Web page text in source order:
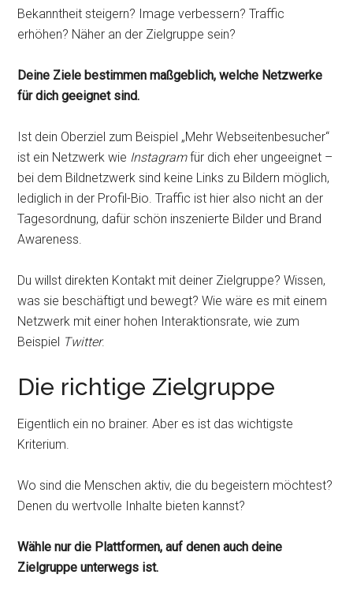
Bekanntheit steigern? Image verbessern? Traffic
erhöhen? Näher an der Zielgruppe sein?
Deine Ziele bestimmen maßgeblich, welche Netzwerke
für dich geeignet sind.
Ist dein Oberziel zum Beispiel „Mehr Webseitenbesucher“
ist ein Netzwerk wie Instagramfür dich eher ungeeignet –
bei dem Bildnetzwerk sind keine Links zu Bildern möglich,
lediglich in der Profil-Bio. Traffic ist hier also nicht an der
Tagesordnung, dafür schön inszenierte Bilder und Brand
Awareness.
Du willst direkten Kontakt mit deiner Zielgruppe? Wissen,
was sie beschäftigt und bewegt? Wie wäre es mit einem
Netzwerk mit einer hohen Interaktionsrate, wie zum
Beispiel Twitter.
Die richtige Zielgruppe
Eigentlich ein no brainer. Aber es ist das wichtigste
Kriterium.
Wo sind die Menschen aktiv, die du begeistern möchtest?
Denen du wertvolle Inhalte bieten kannst?
Wähle nur die Plattformen, auf denen auch deine
Zielgruppe unterwegs ist.